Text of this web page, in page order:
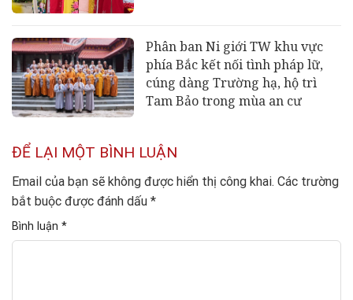
Phân ban Ni giới TW khu vực
phía Bắc kết nối tình pháp lữ,
cúng dàng Trường hạ, hộ trì
Tam Bảo trong mùa an cư
ĐỂ LẠI MỘT BÌNH LUẬN
Email của bạn sẽ không được hiển thị công khai. Các trường
bắt buộc được đánh dấu *
Bình luận *